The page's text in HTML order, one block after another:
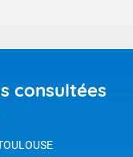
consultées